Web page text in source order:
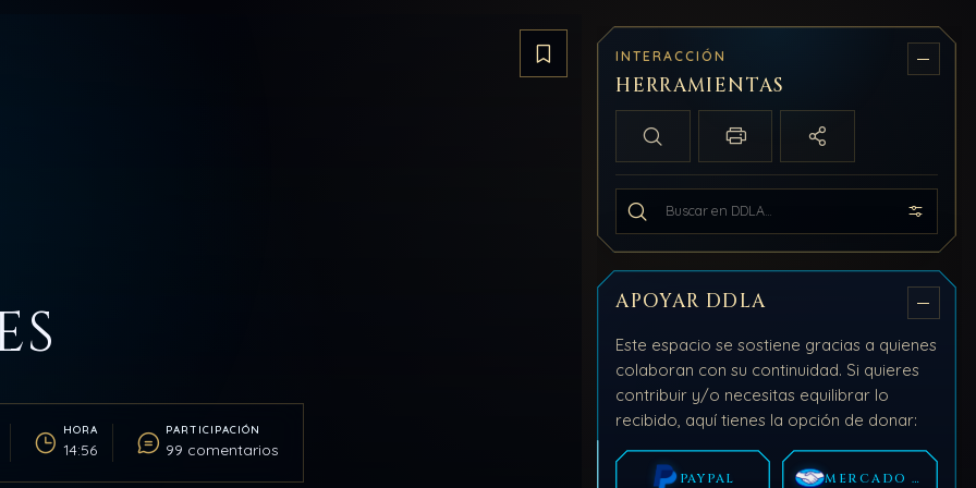
Guardar artículo
HORA
14:56
PARTICIPACIÓN
99 comentarios
INTERACCIÓN
HERRAMIENTAS
Búsqueda localImprimir / PDFCompartir
Buscar en todo DDLA
APOYAR DDLA
Este espacio se sostiene gracias a quienes
colaboran con su continuidad. Si quieres
contribuir y/o necesitas equilibrar lo
recibido, aquí tienes la opción de donar:
PAYPAL MERCADO PAGO